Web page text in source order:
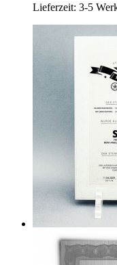
Lieferzeit: 3-5